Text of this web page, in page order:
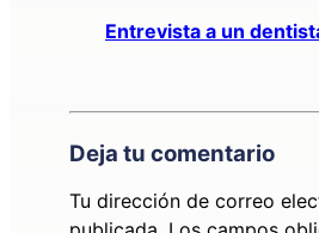
Entrevista a un
Deja tu comentario
Tu dirección de correo